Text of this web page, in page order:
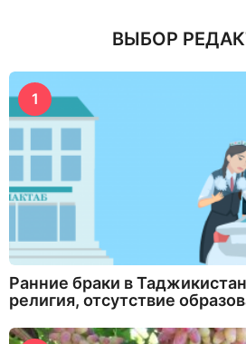
ВЫБОР
1
Ранние браки в
религия, отсутствие